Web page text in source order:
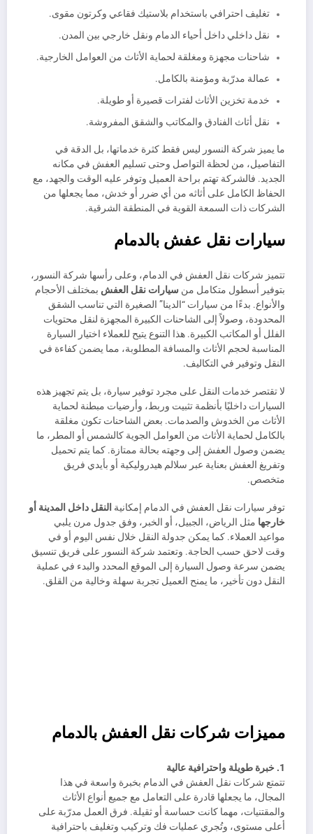
تغليف احترافي باستخدام بلاستيك فقاعي وكرتون مقوى.
نقل داخلي داخل أحياء الدمام ونقل خارجي بين المدن.
شاحنات مجهزة ومغلقة لحماية الأثاث من العوامل الخارجية.
عمالة مدرّبة ومؤمنة بالكامل.
خدمة تخزين الأثاث لفترات قصيرة أو طويلة.
نقل أثاث الفنادق والمكاتب والشقق المفروشة.
ما يميز شركة النسور ليس فقط كثرة خدماتها، بل الدقة في
التفاصيل، من لحظة التواصل وحتى تسليم العفش في مكانه
الجديد. فالشركة تهتم براحة العميل وتوفر عليه الوقت والجهد، مع
الحفاظ الكامل على أثاثه من أي ضرر أو خدش، مما يجعلها من
الشركات ذات السمعة القوية في المنطقة الشرقية.
سيارات نقل عفش بالدمام
تتميز شركات نقل العفش في الدمام، وعلى رأسها شركة النسور،
بتوفير أسطول متكامل من سيارات نقل العفش بمختلف الأحجام
والأنواع. بدءًا من سيارات “الدينا” الصغيرة التي تناسب الشقق
المحدودة، وصولاً إلى الشاحنات الكبيرة المجهزة لنقل محتويات
الفلل أو المكاتب الكبيرة. هذا التنوع يتيح للعملاء اختيار السيارة
المناسبة لحجم الأثاث والمسافة المطلوبة، مما يضمن كفاءة في
النقل وتوفير في التكاليف.
لا تقتصر خدمات النقل على مجرد توفير سيارة، بل يتم تجهيز هذه
السيارات داخليًا بأنظمة تثبيت وربط، وأرضيات مبطنة لحماية
الأثاث من الخدوش والصدمات. بعض الشاحنات تكون مغلقة
بالكامل لحماية الأثاث من العوامل الجوية كالشمس أو المطر، ما
يضمن وصول العفش إلى وجهته بحالة ممتازة. كما يتم تحميل
وتفريغ العفش بعناية عبر سلالم هيدروليكية أو بأيدي فريق
متخصص.
توفر سيارات نقل العفش في الدمام إمكانية النقل داخل المدينة أو
خارجها مثل الرياض، الجبيل، أو الخبر، وفق جدول مرن يلبي
مواعيد العملاء. كما يمكن جدولة النقل خلال نفس اليوم أو في
وقت لاحق حسب الحاجة. وتعتمد شركة النسور على فريق تنسيق
يضمن سرعة وصول السيارة إلى الموقع المحدد والبدء في عملية
النقل دون تأخير، ما يمنح العميل تجربة سهلة وخالية من القلق.
مميزات شركات نقل العفش بالدمام
1. خبرة طويلة واحترافية عالية
تتمتع شركات نقل العفش في الدمام بخبرة واسعة في هذا
المجال، ما يجعلها قادرة على التعامل مع جميع أنواع الأثاث
والمقتنيات، مهما كانت حساسة أو ثقيلة. فرق العمل مدرّبة على
أعلى مستوى، وتُجري عمليات فك وتركيب وتغليف باحترافية